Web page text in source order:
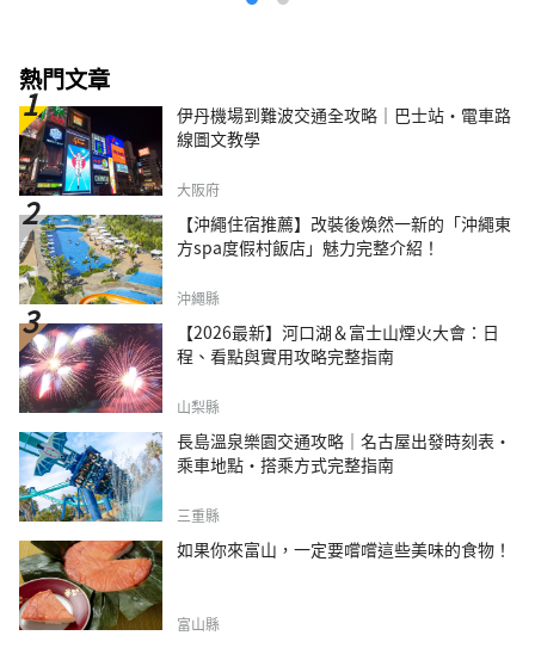
熱門文章
伊丹機場到難波交通全攻略｜巴士站・電車路
線圖文教學
大阪府
【沖繩住宿推薦】改裝後煥然一新的「沖繩東
方spa度假村飯店」魅力完整介紹！
沖繩縣
【2026最新】河口湖＆富士山煙火大會：日
程、看點與實用攻略完整指南
山梨縣
長島溫泉樂園交通攻略｜名古屋出發時刻表・
乘車地點・搭乘方式完整指南
三重縣
如果你來富山，一定要嚐嚐這些美味的食物！
富山縣